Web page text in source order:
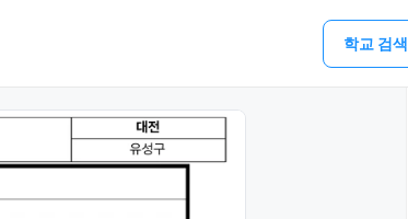
학교 검색